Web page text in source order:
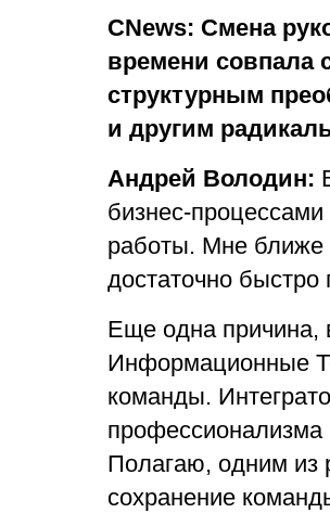
CNews: Смена
времени совпала
структурным
и другим
Андрей Володин:
бизнес-
работы. Мне ближе
достаточно быстро
Еще одна причина,
Информационные
команды.
профессионализма
Полагаю, одним из
сохранение